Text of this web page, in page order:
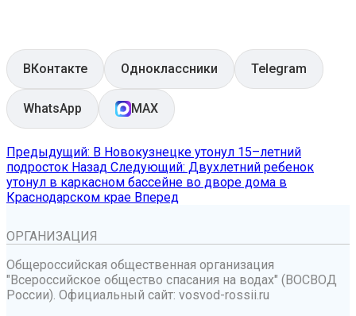
ВКонтакте Одноклассники Telegram
WhatsApp MAX
Предыдущий: В Новокузнецке утонул 15–летний
подросток Назад Следующий: Двухлетний ребенок
утонул в каркасном бассейне во дворе дома в
Краснодарском крае Вперед
ОРГАНИЗАЦИЯ
Общероссийская общественная организация
"Всероссийское общество спасания на водах" (ВОСВОД
России). Официальный сайт: vosvod-rossii.ru